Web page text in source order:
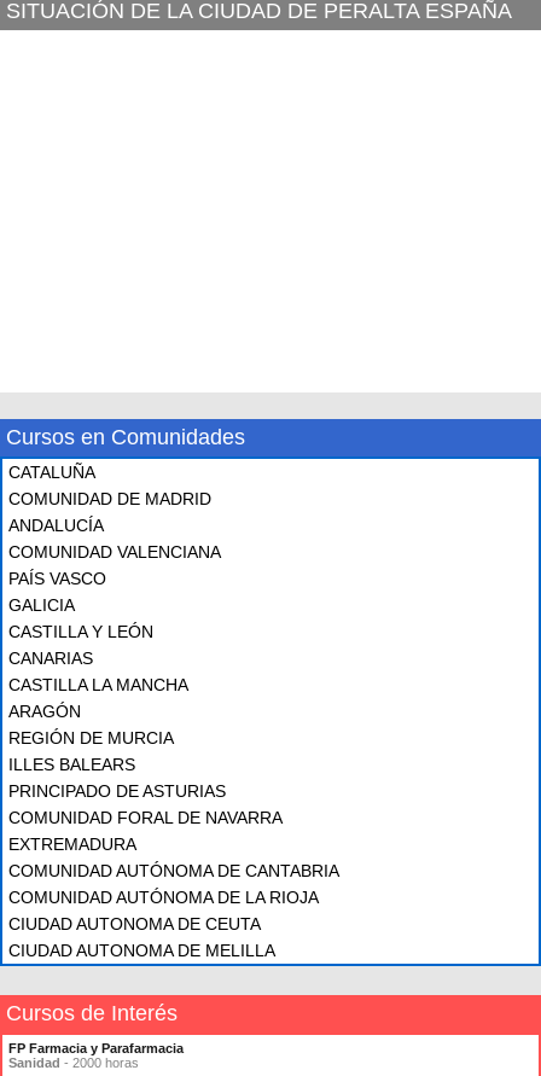
SITUACIÓN DE LA CIUDAD DE PERALTA ESPAÑA
Cursos en Comunidades
CATALUÑA
COMUNIDAD DE MADRID
ANDALUCÍA
COMUNIDAD VALENCIANA
PAÍS VASCO
GALICIA
CASTILLA Y LEÓN
CANARIAS
CASTILLA LA MANCHA
ARAGÓN
REGIÓN DE MURCIA
ILLES BALEARS
PRINCIPADO DE ASTURIAS
COMUNIDAD FORAL DE NAVARRA
EXTREMADURA
COMUNIDAD AUTÓNOMA DE CANTABRIA
COMUNIDAD AUTÓNOMA DE LA RIOJA
CIUDAD AUTONOMA DE CEUTA
CIUDAD AUTONOMA DE MELILLA
Cursos de Interés
FP Farmacia y Parafarmacia
Sanidad - 2000 horas